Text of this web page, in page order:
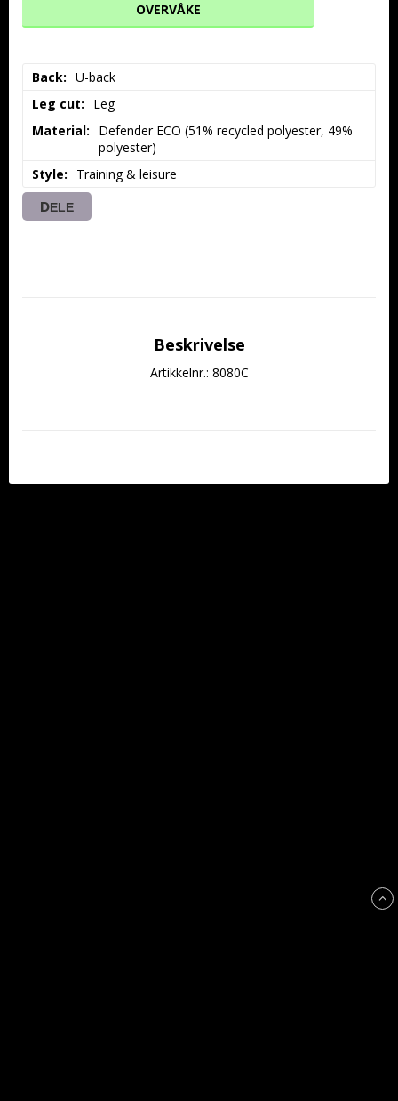
OVERVÅKE
Back
U-back
Leg cut
Leg
Material
Defender ECO (51% recycled polyester, 49%
polyester)
Style
Training & leisure
DELE
Beskrivelse
Artikkelnr.: 8080C